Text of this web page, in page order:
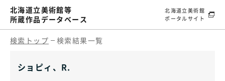
北海道立美術館等
所蔵作品データベース
北海道立美術館
ポータルサイト
検索トップ 検索結果一覧
ショピィ、R.